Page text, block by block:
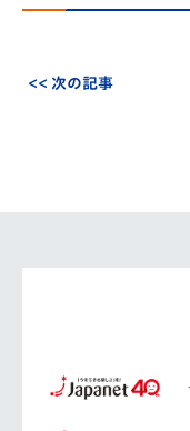
<< 次の記事